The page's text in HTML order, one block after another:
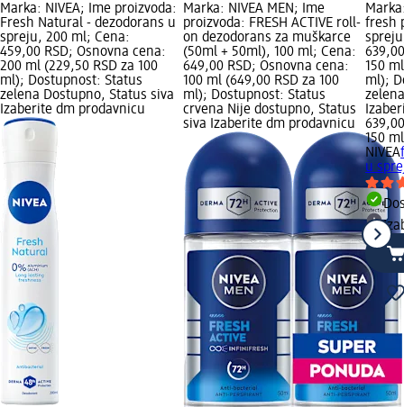
Marka: NIVEA; Ime proizvoda:
Fresh Natural - dezodorans u
spreju, 200 ml; Cena:
459,00 RSD; Osnovna cena:
200 ml (229,50 RSD za 100
ml); Dostupnost: Status
zelena Dostupno, Status siva
Izaberite dm prodavnicu
Marka: NIVEA MEN; Ime
proizvoda: FRESH ACTIVE roll-
on dezodorans za muškarce
(50ml + 50ml), 100 ml; Cena:
649,00 RSD; Osnovna cena:
100 ml (649,00 RSD za 100
ml); Dostupnost: Status
crvena Nije dostupno, Status
siva Izaberite dm prodavnicu
fresh
150
ml);
150
NIVEA
u